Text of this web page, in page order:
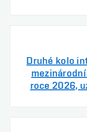
Druhé kolo
roce 2026,